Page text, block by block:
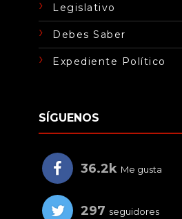
Legislativo
Debes Saber
Expediente Político
SÍGUENOS
36.2k Me gusta
297 seguidores